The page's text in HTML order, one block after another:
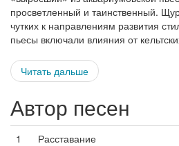
просветленный и таинственный.
чутких к направлениям развития
пьесы включали влияния от
Читать дальше
Автор песен
1 Расставание